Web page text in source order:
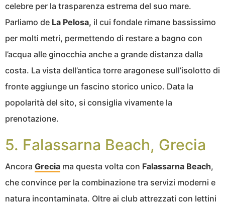
celebre per la trasparenza estrema del suo mare.
Parliamo de La Pelosa, il cui fondale rimane bassissimo
per molti metri, permettendo di restare a bagno con
l’acqua alle ginocchia anche a grande distanza dalla
costa. La vista dell’antica torre aragonese sull’isolotto di
fronte aggiunge un fascino storico unico. Data la
popolarità del sito, si consiglia vivamente la
prenotazione.
5. Falassarna Beach, Grecia
Ancora Grecia ma questa volta con Falassarna Beach,
che convince per la combinazione tra servizi moderni e
natura incontaminata. Oltre ai club attrezzati con lettini